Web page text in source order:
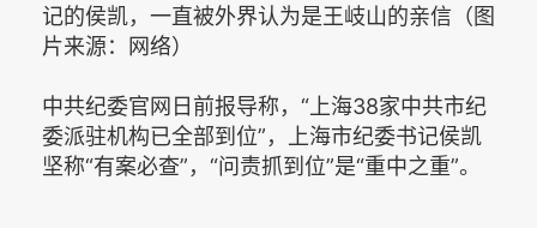
记的侯凯，一直被外界认为是王岐山的亲信（图
片来源：网络）
中共纪委官网日前报导称，“上海38家中共市纪
委派驻机构已全部到位”，上海市纪委书记侯凯
坚称“有案必查”，“问责抓到位”是“重中之重”。